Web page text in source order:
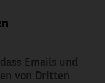
Emails und
von Dritten